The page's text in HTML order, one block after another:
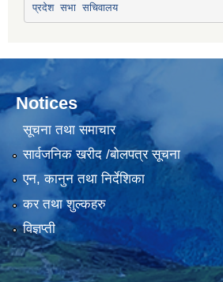
प्रदेश सभा सचिवालय
Notices
सूचना तथा समाचार
सार्वजनिक खरीद /बोलपत्र सूचना
एन, कानुन तथा निर्देशिका
कर तथा शुल्कहरु
विज्ञप्ती